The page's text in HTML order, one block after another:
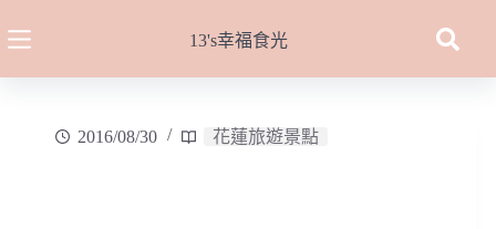
至
13's幸福食光
2016/08/30 花蓮旅遊景點